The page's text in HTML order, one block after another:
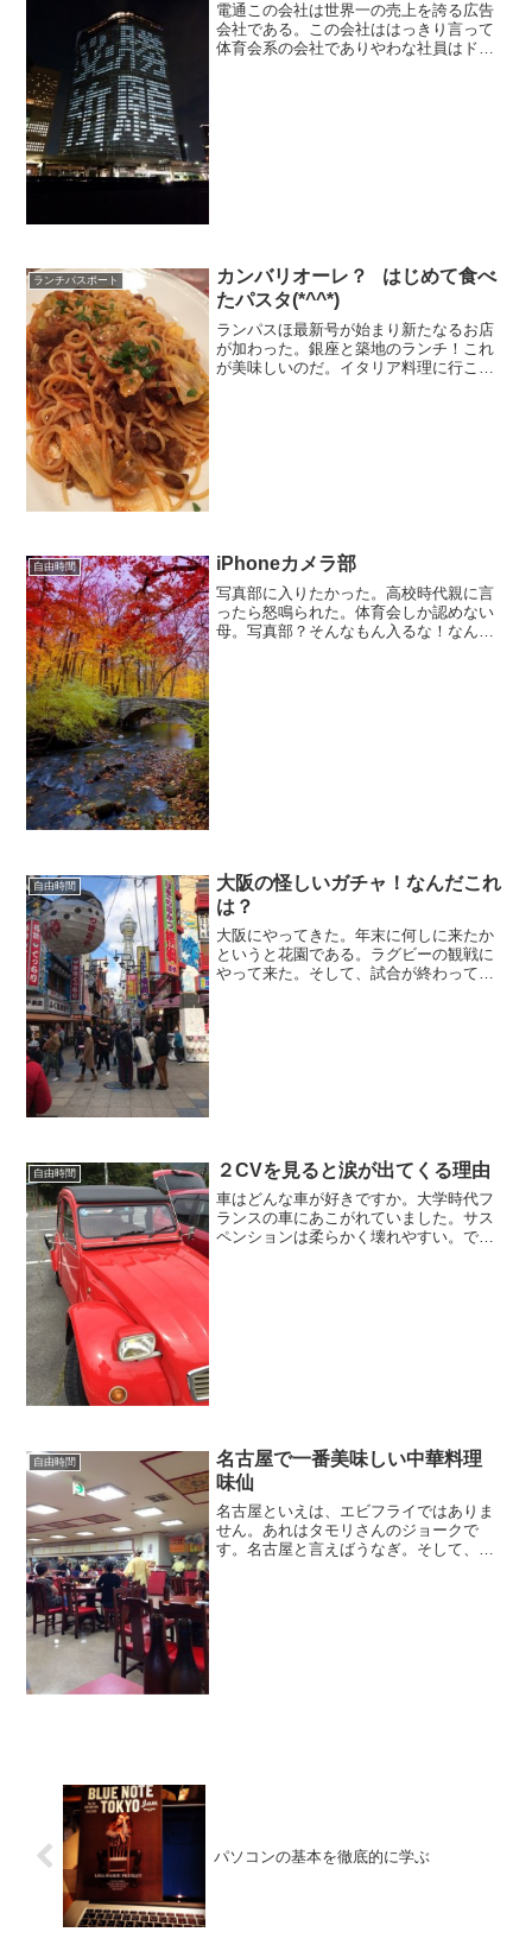
電通この会社は世界一の売上を誇る広告
会社である。この会社ははっきり言って
体育会系の会社でありやわな社員はドン
ランチパスポート
カンバリオーレ？ はじめて食べ
たパスタ(*^^*)
ランパスほ最新号が始まり新たなるお店
が加わった。銀座と築地のランチ！これ
が美味しいのだ。イタリア料理に行こう
自由時間 iPhoneカメラ部
写真部に入りたかった。高校時代親に言
ったら怒鳴られた。体育会しか認めない
母。写真部？そんなもん入るな！なんで
自由時間
大阪の怪しいガチャ！なんだこれ
は？
大阪にやってきた。年末に何しに来たか
というと花園である。ラグビーの観戦に
やって来た。そして、試合が終わってか
自由時間 ２CVを見ると涙が出てくる理由
車はどんな車が好きですか。大学時代フ
ランスの車にあこがれていました。サス
ペンションは柔らかく壊れやすい。で
自由時間
名古屋で一番美味しい中華料理
味仙
名古屋といえは、エビフライではありま
せん。あれはタモリさんのジョークで
す。名古屋と言えばうなぎ。そして、台
パソコンの基本を徹底的に学ぶ